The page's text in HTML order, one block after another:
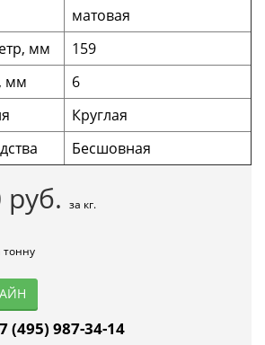
матовая
мм
159
мм
6
Круглая
Бесшовная
руб. за кг.
тонну
(495) 987-34-14